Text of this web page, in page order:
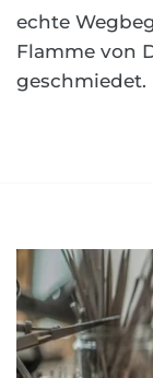
echte
Flamme von
geschmiedet.